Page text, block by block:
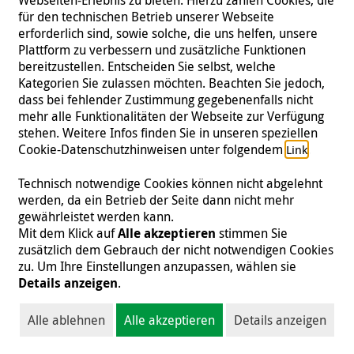
Vorhersagen?
Wie hilft Malteser International nach
Erdbeben?
Unsere Hilfsprojekte nach Erdbeben
für den technischen Betrieb unserer Webseite
erforderlich sind, sowie solche, die uns helfen, unsere
Plattform zu verbessern und zusätzliche Funktionen
bereitzustellen. Entscheiden Sie selbst, welche
Kategorien Sie zulassen möchten. Beachten Sie jedoch,
dass bei fehlender Zustimmung gegebenenfalls nicht
mehr alle Funktionalitäten der Webseite zur Verfügung
stehen. Weitere Infos finden Sie in unseren speziellen
Cookie-Datenschutzhinweisen unter folgendem Link.
Technisch notwendige Cookies können nicht abgelehnt
werden, da ein Betrieb der Seite dann nicht mehr
gewährleistet werden kann.
Mit dem Klick aufAlle akzeptieren stimmen Sie
zusätzlich dem Gebrauch der nicht notwendigen Cookies
zu. Um Ihre Einstellungen anzupassen, wählen sie
Details anzeigen.
Alle ablehnen Alle akzeptieren Details anzeigen